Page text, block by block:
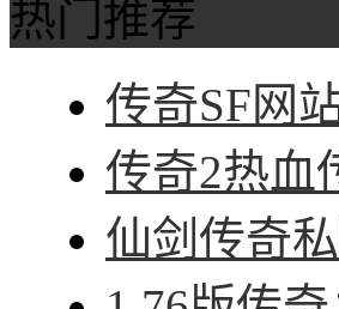
热门推荐
传奇SF网
传奇2热血
仙剑传奇